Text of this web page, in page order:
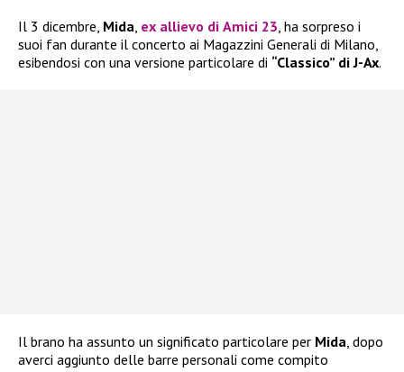
Il 3 dicembre, Mida ex allievo di Amici 23 , ha sorpreso i
suoi fan durante il concerto ai Magazzini Generali di Milano,
esibendosi con una versione particolare di “Classico” di J-Ax.
Il brano ha assunto un significato particolare per Mida , dopo
averci aggiunto delle barre personali come compito